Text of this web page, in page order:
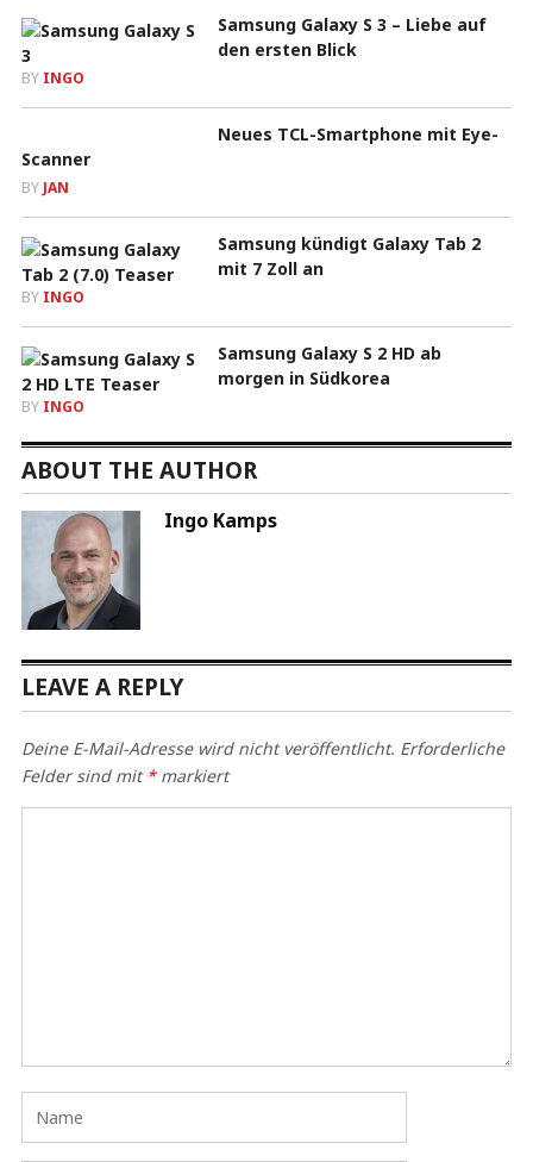
Samsung Galaxy S 3 – Liebe auf
den ersten Blick
BY INGO
Neues TCL-Smartphone mit Eye-
Scanner
BY JAN
Samsung kündigt Galaxy Tab 2
mit 7 Zoll an
BY INGO
Samsung Galaxy S 2 HD ab
morgen in Südkorea
BY INGO
ABOUT THE AUTHOR
Ingo Kamps
LEAVE A REPLY
Deine E-Mail-Adresse wird nicht veröffentlicht. Erforderliche
Felder sind mit *markiert